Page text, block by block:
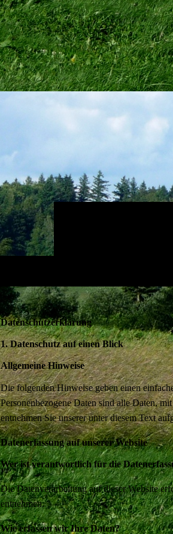
Datenschutzerklärung
1. Datenschutz auf einen Blick
Allgemeine Hinweise
Die folgenden Hinweise geben einen
Personenbezogene Daten sind alle Daten,
entnehmen Sie unserer unter diesem Text
Datenerfassung auf unserer Website
Wer ist verantwortlich für die
Die Datenverarbeitung auf dieser Website
entnehmen.
Wie erfassen wir Ihre Daten?